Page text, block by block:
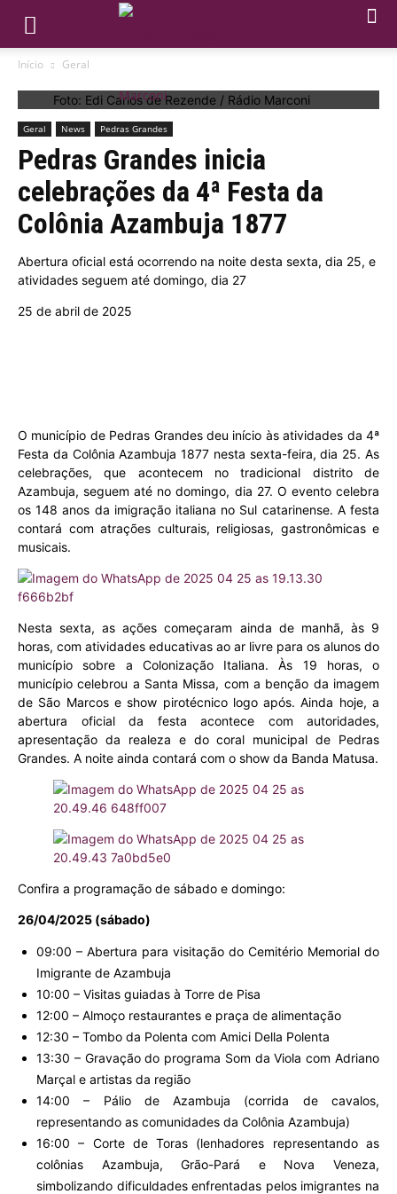
Início Geral
Foto: Edi Carlos de Rezende / Rádio Marconi
Geral News Pedras Grandes
Pedras Grandes inicia
celebrações da 4ª Festa da
Colônia Azambuja 1877
Abertura oficial está ocorrendo na noite desta sexta, dia 25, e
atividades seguem até domingo, dia 27
25 de abril de 2025
O município de Pedras Grandes deu início às atividades da 4ª
Festa da Colônia Azambuja 1877 nesta sexta-feira, dia 25. As
celebrações, que acontecem no tradicional distrito de
Azambuja, seguem até no domingo, dia 27. O evento celebra
os 148 anos da imigração italiana no Sul catarinense. A festa
contará com atrações culturais, religiosas, gastronômicas e
musicais.
Nesta sexta, as ações começaram ainda de manhã, às 9
horas, com atividades educativas ao ar livre para os alunos do
município sobre a Colonização Italiana. Às 19 horas, o
município celebrou a Santa Missa, com a benção da imagem
de São Marcos e show pirotécnico logo após. Ainda hoje, a
abertura oficial da festa acontece com autoridades,
apresentação da realeza e do coral municipal de Pedras
Grandes. A noite ainda contará com o show da Banda Matusa.
Confira a programação de sábado e domingo:
26/04/2025 (sábado)
09:00 – Abertura para visitação do Cemitério Memorial do
Imigrante de Azambuja
10:00 – Visitas guiadas à Torre de Pisa
12:00 – Almoço restaurantes e praça de alimentação
12:30 – Tombo da Polenta com Amici Della Polenta
13:30 – Gravação do programa Som da Viola com Adriano
Marçal e artistas da região
14:00 – Pálio de Azambuja (corrida de cavalos,
representando as comunidades da Colônia Azambuja)
16:00 – Corte de Toras (lenhadores representando as
colônias Azambuja, Grão-Pará e Nova Veneza,
simbolizando dificuldades enfrentadas pelos imigrantes na